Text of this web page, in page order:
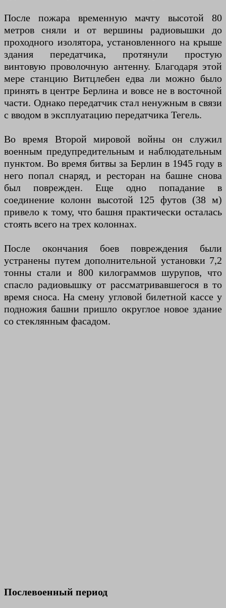
После пожара временную мачту высотой 80
метров сняли и от вершины радиовышки до
проходного изолятора, установленного на крыше
здания передатчика, протянули простую
винтовую проволочную антенну. Благодаря этой
мере станцию ​​Витцлебен едва ли можно было
принять в центре Берлина и вовсе не в восточной
части. Однако передатчик стал ненужным в связи
с вводом в эксплуатацию передатчика Тегель.
Во время Второй мировой войны он служил
военным предупредительным и наблюдательным
пунктом. Во время битвы за Берлин в 1945 году в
него попал снаряд, и ресторан на башне снова
был поврежден. Еще одно попадание в
соединение колонн высотой 125 футов (38 м)
привело к тому, что башня практически осталась
стоять всего на трех колоннах.
После окончания боев повреждения были
устранены путем дополнительной установки 7,2
тонны стали и 800 килограммов шурупов, что
спасло радиовышку от рассматривавшегося в то
время сноса. На смену угловой билетной кассе у
подножия башни пришло округлое новое здание
со стеклянным фасадом.
Послевоенный период